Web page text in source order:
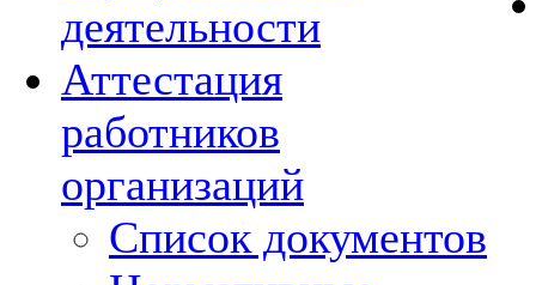
деятельности
Аттестация
работников
организаций
Список документов